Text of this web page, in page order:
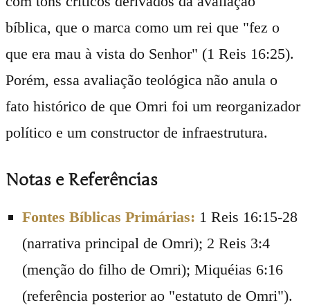
bíblica, que o marca como um rei que "fez o
que era mau à vista do Senhor" (1 Reis 16:25).
Porém, essa avaliação teológica não anula o
fato histórico de que Omri foi um reorganizador
político e um constructor de infraestrutura.
Notas e Referências
Fontes Bíblicas Primárias: 1 Reis 16:15-28
(narrativa principal de Omri); 2 Reis 3:4
(menção do filho de Omri); Miquéias 6:16
(referência posterior ao "estatuto de Omri").